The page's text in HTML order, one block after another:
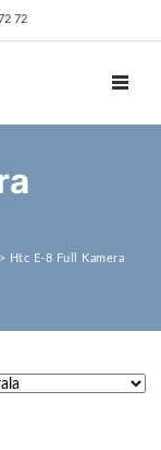
72
> Htc E-8 Full Kamera